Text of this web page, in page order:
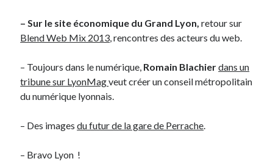
On parle de quoi ?
A Lyon
Bon plan du dimanche
Daddy
Geek
– Sur le site économique du Grand Lyon,retour sur
Blend Web Mix 2013, rencontres des acteurs du web.
– Toujours dans le numérique, Romain Blachierdans un
tribune sur LyonMagveut créer un conseil métropolitain
du numérique lyonnais.
– Des imagesdu futur de la gare de Perrache.
– Bravo Lyon !